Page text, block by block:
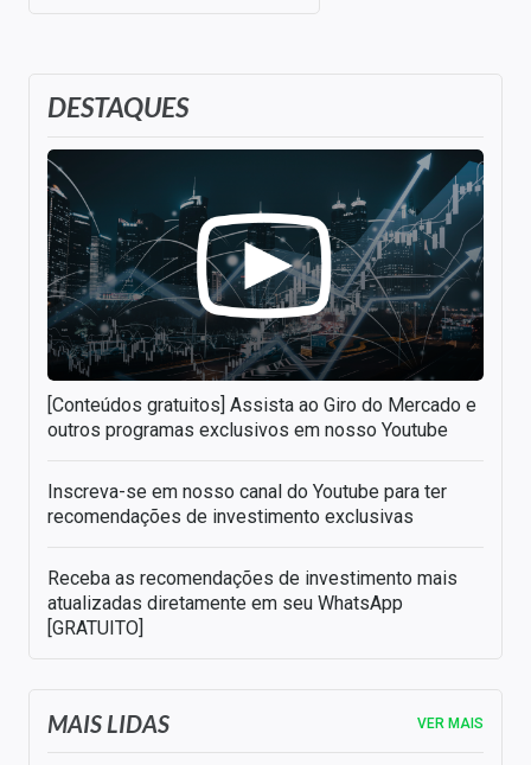
DESTAQUES
[Conteúdos gratuitos] Assista ao Giro do Mercado e
outros programas exclusivos em nosso Youtube
Inscreva-se em nosso canal do Youtube para ter
recomendações de investimento exclusivas
Receba as recomendações de investimento mais
atualizadas diretamente em seu WhatsApp
[GRATUITO]
MAIS LIDAS VER MAIS